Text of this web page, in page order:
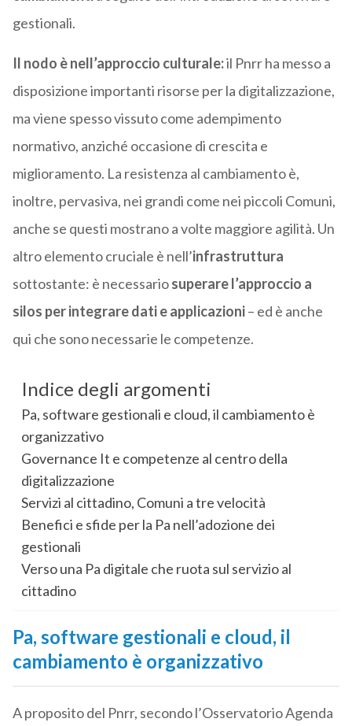
gestionali.
Il nodo è nell’approccio culturale:il Pnrr ha messo a
disposizione importanti risorse per la digitalizzazione,
ma viene spesso vissuto come adempimento
normativo, anziché occasione di crescita e
miglioramento. La resistenza al cambiamento è,
inoltre, pervasiva, nei grandi come nei piccoli Comuni,
anche se questi mostrano a volte maggiore agilità. Un
altro elemento cruciale è nell’infrastruttura
sottostante: è necessariosuperare l’approccio a
silos per integrare dati e applicazioni– ed è anche
qui che sono necessarie le competenze.
Indice degli argomenti
Pa, software gestionali e cloud, il cambiamento è
organizzativo
Governance It e competenze al centro della
digitalizzazione
Servizi al cittadino, Comuni a tre velocità
Benefici e sfide per la Pa nell’adozione dei
gestionali
Verso una Pa digitale che ruota sul servizio al
cittadino
Pa, software gestionali e cloud, il
cambiamento è organizzativo
A proposito del Pnrr, secondo l’Osservatorio Agenda